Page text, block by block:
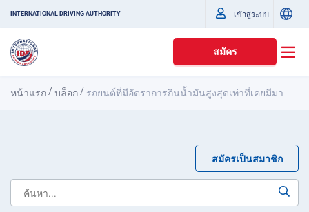
INTERNATIONAL DRIVING AUTHORITY เข้าสู่ระบบ
สมัคร
หน้าแรก /บล็อก / รถยนต์ที่มีอัตราการกินน้ำมันสูงสุดเท่าที่เคยมีมา
สมัครเป็นสมาชิก